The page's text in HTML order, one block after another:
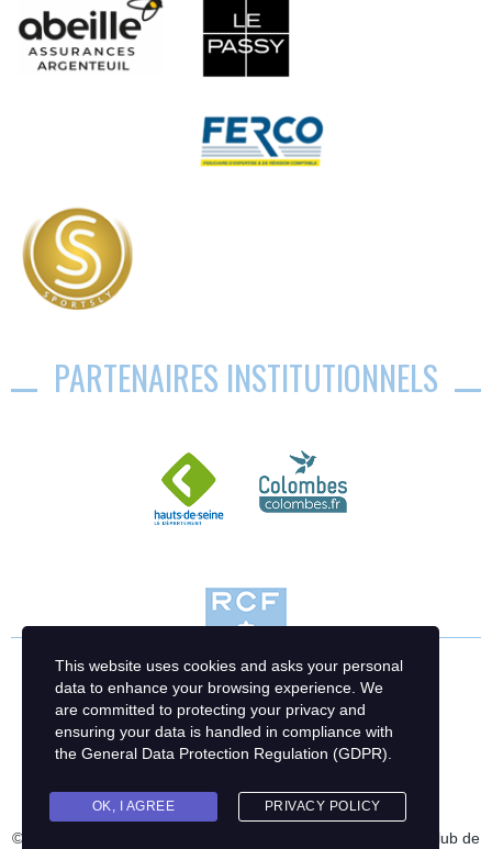
PARTENAIRES INSTITUTIONNELS
© 2023 Racing Club de France Football | Création : Racing Club de
This website uses cookies and asks your personal
data to enhance your browsing experience. We
are committed to protecting your privacy and
ensuring your data is handled in compliance with
the General Data Protection Regulation (GDPR)
OK, I AGREE PRIVACY POLICY